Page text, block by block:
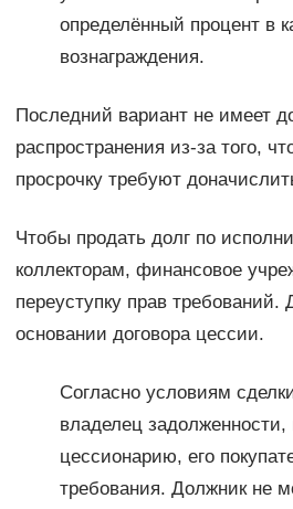
определённый процент в
вознаграждения.
Последний вариант не имеет
распространения из-за того,
просрочку требуют
Чтобы продать долг по
коллекторам, финансовое
переуступку прав
основании договора цессии.
Согласно условиям
владелец задолженности,
цессионарию, его
требования. Должник не